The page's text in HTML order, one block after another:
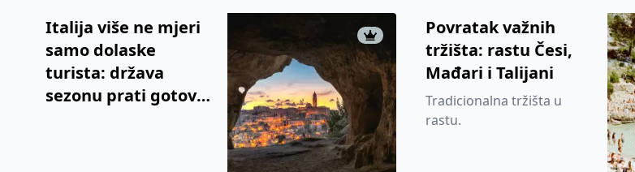
Italija više ne mjeri
samo dolaske
turista: država
sezonu prati gotovo
Povratak važnih
tržišta: rastu Česi,
Mađari i Talijani
Tradicionalna tržišta u
rastu.